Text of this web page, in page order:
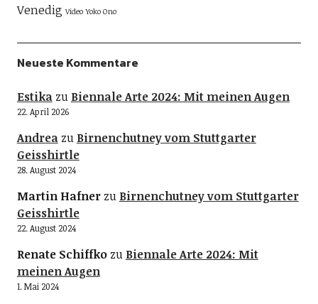
Venedig Video Yoko Ono
Neueste Kommentare
Estikazu Biennale Arte 2024: Mit meinen Augen
22. April 2026
Andreazu Birnenchutney vom Stuttgarter
Geisshirtle
28. August 2024
Martin Hafnerzu Birnenchutney vom Stuttgarter
Geisshirtle
22. August 2024
Renate Schiffkozu Biennale Arte 2024: Mit
meinen Augen
1. Mai 2024